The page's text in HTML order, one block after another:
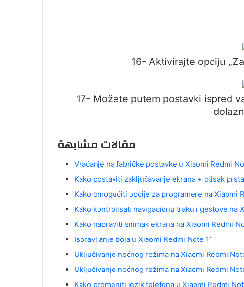
16- Aktivirajte opciju
17- Možete putem postavki ispred
مقالات مشابهة
Vraćanje na fabričke postavke u Xiaomi Redmi
Kako postaviti zaključavanje ekrana + otisak
Kako omogućiti opcije za programere na Xiaomi
Kako kontrolisati navigacionu traku i gestove na
Kako napraviti snimak ekrana na Xiaomi Redmi
Ispravljanje boja u Xiaomi Redmi Note 11
Uključivanje noćnog režima na Xiaomi Redmi
Uključivanje noćnog režima na Xiaomi Redmi
Kako promeniti jezik telefona u Xiaomi Redmi